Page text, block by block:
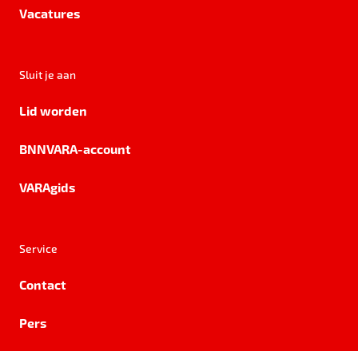
Vacatures
Sluit je aan
Lid worden
BNNVARA-account
VARAgids
Service
Contact
Pers